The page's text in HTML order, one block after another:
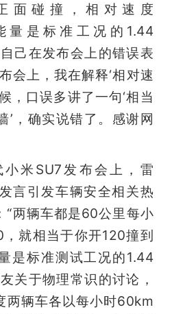
面碰撞，相对速度
量是标准工况的1.44
己在发布会上的错误表
会上，我在解释‘相对速
，口误多讲了一句‘相当
’，确实说错了。感谢网
米SU7发布会上，雷
言引发车辆安全相关热
“两辆车都是60公里每小
就相当于你开120撞到
是标准测试工况的1.44
关于物理常识的讨论，
两辆车各以每小时60km